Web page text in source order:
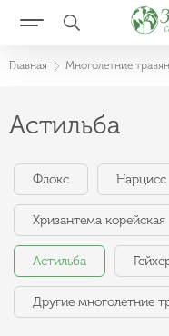
Главная Многолетние
Астильба
Флокс Нарцисс
Хризантема корейская
Астильба
Другие многолетние